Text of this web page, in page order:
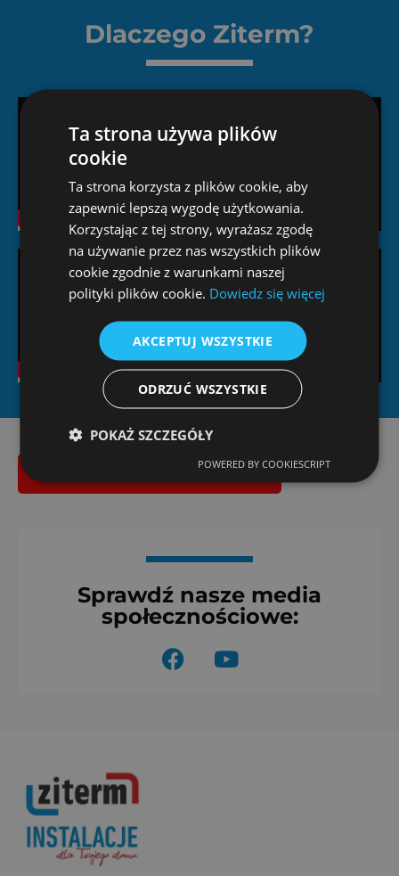
Dlaczego Ziterm?
Bezpłatna wycena montażu
Sprawdź nasze media
społecznościowe:
F
a
Y
o
Ta strona używa plików
cookie
Ta strona korzysta z plików cookie, aby
zapewnić lepszą wygodę użytkowania.
Korzystając z tej strony, wyrażasz zgodę
na używanie przez nas wszystkich plików
cookie zgodnie z warunkami naszej
polityki plików cookie. Dowiedz się więcej
AKCEPTUJ WSZYSTKIE
ODRZUĆ WSZYSTKIE
POKAŻ SZCZEGÓŁY
POWERED BY COOKIESCRIPT